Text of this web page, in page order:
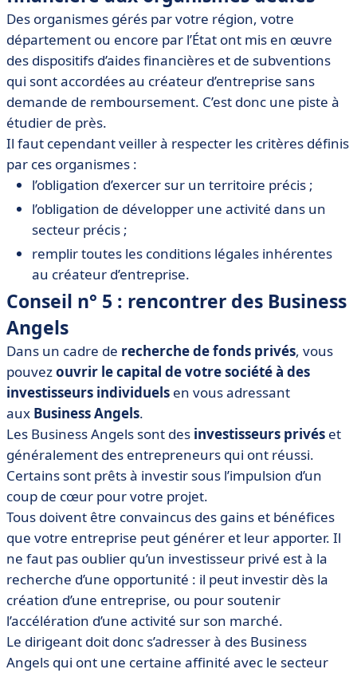
Des organismes gérés par votre région, votre
département ou encore par l’État ont mis en œuvre
des dispositifs d’aides financières et de subventions
qui sont accordées au créateur d’entreprise sans
demande de remboursement. C’est donc une piste à
étudier de près.
Il faut cependant veiller à respecter les critères définis
par ces organismes :
l’obligation d’exercer sur un territoire précis ;
l’obligation de développer une activité dans un
secteur précis ;
remplir toutes les conditions légales inhérentes
au créateur d’entreprise.
Conseil n° 5 : rencontrer des Business
Angels
Dans un cadre de recherche de fonds privés, vous
pouvezouvrir le capital de votre société à des
investisseurs individuels en vous adressant
aux Business Angels.
Les Business Angels sont des investisseurs privés et
généralement des entrepreneurs qui ont réussi.
Certains sont prêts à investir sous l’impulsion d’un
coup de cœur pour votre projet.
Tous doivent être convaincus des gains et bénéfices
que votre entreprise peut générer et leur apporter. Il
ne faut pas oublier qu’un investisseur privé est à la
recherche d’une opportunité : il peut investir dès la
création d’une entreprise, ou pour soutenir
l’accélération d’une activité sur son marché.
Le dirigeant doit donc s’adresser à des Business
Angels qui ont une certaine affinité avec le secteur